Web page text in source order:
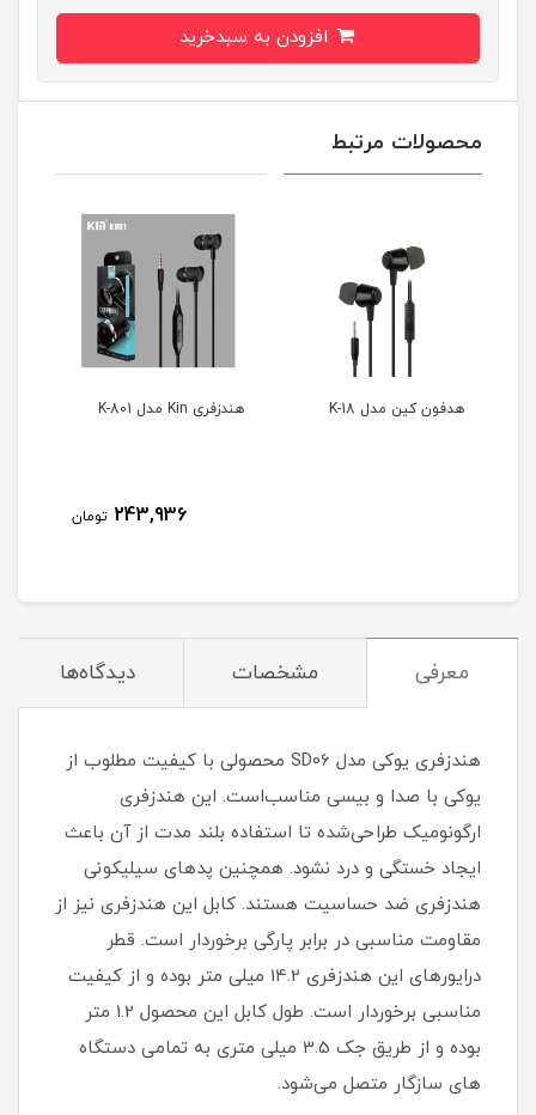
محصولات مرتبط
هندزفری Kin مدل K-801 هندزفری کین مدل k-68
معرفی مشخصات دیدگاه‌ها
هندزفری یوکی مدل SD06 محصولی با کیفیت مطلوب از
یوکی با صدا و بیسی مناسب‌است. این هندزفری
ارگونومیک طراحی‌شده تا استفاده بلند مدت از آن باعث
ایجاد خستگی و درد نشود. همچنین پدهای سیلیکونی
هندزفری ضد حساسیت هستند. کابل این هندزفری نیز از
مقاومت مناسبی در برابر پارگی برخوردار است. قطر
درایورهای این هندزفری 14.2 میلی متر بوده و از کیفیت
مناسبی برخوردار است. طول کابل این محصول 1.2 متر
بوده و از طریق جک 3.5 میلی متری به تمامی دستگاه
های سازگار متصل می‌شود.